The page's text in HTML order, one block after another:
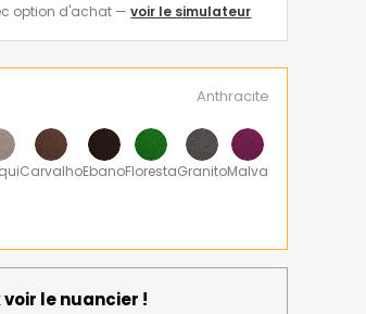
option d'achat —voir le simulateur
Anthracite
CarvalhoEbanoFlorestaGranitoMalva
voir le nuancier !